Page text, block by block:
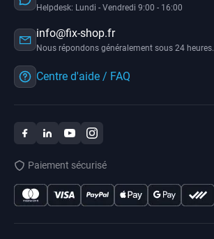
Helpdesk: Lundi - Vendredi 9:00 - 16:00
info@fix-shop.fr
Nous répondons généralement sous 24 heures.
Centre d'aide / FAQ
Paiement sécurisé